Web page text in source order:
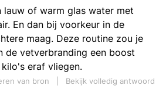
lauw of warm glas water met
En dan bij voorkeur in de
maag. Deze routine zou je
de vetverbranding een boost
eraf vliegen.
van bron
Bekijk volledig antwoord